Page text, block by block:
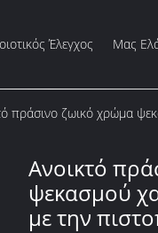
Έλεγχος Μας
πράσινο ζωικό χρώμα
Ανοικτό
ψεκασμού
με την